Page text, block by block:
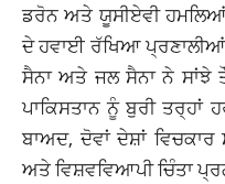
ਡਰੋਨ ਅਤੇ ਯੂਸੀਏਵੀ ਹਮਲਿਆਂ
ਦੇ ਹਵਾਈ ਰੱਖਿਆ ਪ੍ਰਣਾਲੀਆਂ
ਸੈਨਾ ਅਤੇ ਜਲ ਸੈਨਾ ਨੇ ਸਾਂਝੇ
ਪਾਕਿਸਤਾਨ ਨੂੰ ਬੁਰੀ
ਬਾਅਦ, ਦੋਵਾਂ ਦੇਸ਼ਾਂ
ਅਤੇ ਵਿਸ਼ਵਵਿਆਪੀ ਚਿੰਤਾ